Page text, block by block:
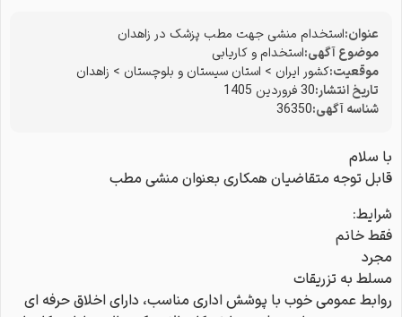
عنوان:استخدام منشی جهت مطب پزشک در زاهدان
موضوع آگهی:استخدام و کاریابی
موقعیت:کشور ایران > استان سیستان و بلوچستان > زاهدان
تاریخ انتشار:30 فروردین 1405
شناسه آگهی:36350
با سلام
قابل توجه متقاضیان همکاری بعنوان منشی مطب
شرایط:
فقط خانم
مجرد
مسلط به تزریقات
روابط عمومی خوب با پوشش اداری مناسب، دارای اخلاق حرفه ای